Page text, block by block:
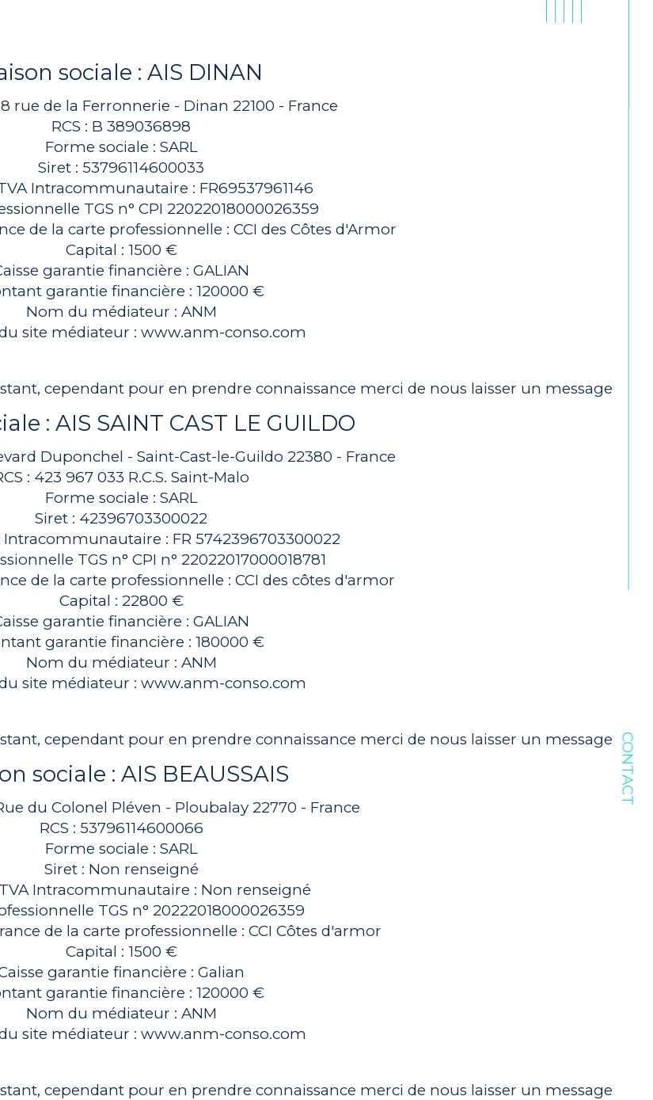
CONTACT
sociale : AIS DINAN
rue de la Ferronnerie - Dinan 22100 - France
RCS : B 389036898
Forme sociale : SARL
Siret : 53796114600033
Intracommunautaire : FR69537961146
TGS n° CPI 22022018000026359
de la carte professionnelle : CCI des Côtes d'Armor
Capital : 1500 €
garantie financière : GALIAN
garantie financière : 120000 €
Nom du médiateur : ANM
site médiateur : www.anm-conso.com
cependant pour en prendre connaissance merci de nous laisser un message
: AIS SAINT CAST LE GUILDO
Duponchel - Saint-Cast-le-Guildo 22380 - France
: 423 967 033 R.C.S. Saint-Malo
Forme sociale : SARL
Siret : 42396703300022
: FR 5742396703300022
TGS n° CPI n° 22022017000018781
de la carte professionnelle : CCI des côtes d'armor
Capital : 22800 €
garantie financière : GALIAN
garantie financière : 180000 €
Nom du médiateur : ANM
site médiateur : www.anm-conso.com
cependant pour en prendre connaissance merci de nous laisser un message
sociale : AIS BEAUSSAIS
du Colonel Pléven - Ploubalay 22770 - France
RCS : 53796114600066
Forme sociale : SARL
Siret : Non renseigné
Intracommunautaire : Non renseigné
TGS n° 20222018000026359
de la carte professionnelle : CCI Côtes d'armor
Capital : 1500 €
garantie financière : Galian
garantie financière : 120000 €
Nom du médiateur : ANM
site médiateur : www.anm-conso.com
cependant pour en prendre connaissance merci de nous laisser un message